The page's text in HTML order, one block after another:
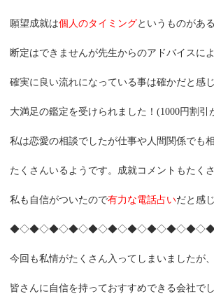
願望成就は個人のタイミングというものがあ
断定はできませんが先生からのアドバイスに
確実に良い流れになっている事は確かだと感じ
大満足の鑑定を受けられました！(1000円割
私は恋愛の相談でしたが仕事や人間関係でも
たくさんいるようです。成就コメントもたく
私も自信がついたので有力な電話占いだと感
今回も私情がたくさん入ってしまいましたが、
皆さんに自信を持っておすすめできる会社でし